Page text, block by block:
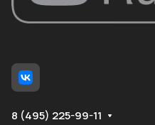
8 (495) 225-99-11